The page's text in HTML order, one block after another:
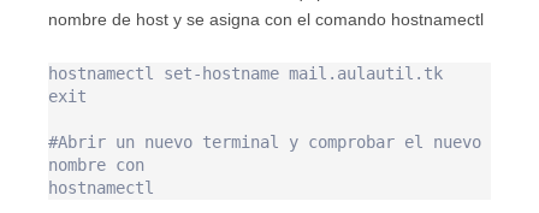
nombre de host y se asigna con el comando hostnamectl
hostnamectl set-hostname mail.aulautil.tk
exit
#Abrir un nuevo terminal y comprobar el nuevo
nombre con